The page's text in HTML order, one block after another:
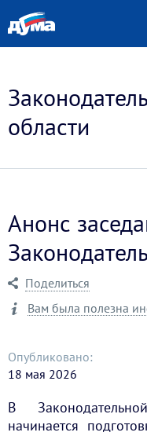
области
Анонс
Поделиться
Вам была полезна
Опубликовано:
18 мая 2026
В
начинается